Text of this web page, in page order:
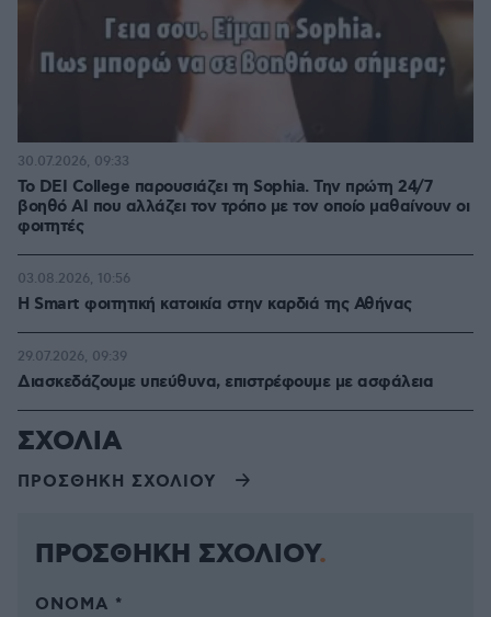
Το DEI College παρουσιάζει τη Sophia. Την πρώτη 24/7
βοηθό AI που αλλάζει τον τρόπο με τον οποίο μαθαίνουν οι
φοιτητές
30.07.2026, 09:33
Η Smart φοιτητική κατοικία στην καρδιά της Αθήνας
03.08.2026, 10:56
Διασκεδάζουμε υπεύθυνα, επιστρέφουμε με ασφάλεια
29.07.2026, 09:39
ΣΧΟΛΙΑ
ΠΡΟΣΘΗΚΗ ΣΧΟΛΙΟΥ
ΠΡΟΣΘΗΚΗ ΣΧΟΛΙΟΥ
ΌΝΟΜΑ *